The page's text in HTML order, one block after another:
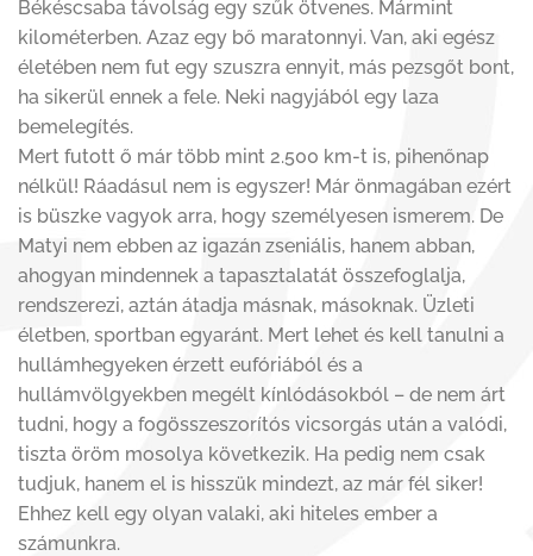
Békéscsaba távolság egy szűk ötvenes. Mármint
kilométerben. Azaz egy bő maratonnyi. Van, aki egész
életében nem fut egy szuszra ennyit, más pezsgőt bont,
ha sikerül ennek a fele. Neki nagyjából egy laza
bemelegítés.
Mert futott ő már több mint 2.500 km-t is, pihenőnap
nélkül! Ráadásul nem is egyszer! Már önmagában ezért
is büszke vagyok arra, hogy személyesen ismerem. De
Matyi nem ebben az igazán zseniális, hanem abban,
ahogyan mindennek a tapasztalatát összefoglalja,
rendszerezi, aztán átadja másnak, másoknak. Üzleti
életben, sportban egyaránt. Mert lehet és kell tanulni a
hullámhegyeken érzett eufóriából és a
hullámvölgyekben megélt kínlódásokból – de nem árt
tudni, hogy a fogösszeszorítós vicsorgás után a valódi,
tiszta öröm mosolya következik. Ha pedig nem csak
tudjuk, hanem el is hisszük mindezt, az már fél siker!
Ehhez kell egy olyan valaki, aki hiteles ember a
számunkra.